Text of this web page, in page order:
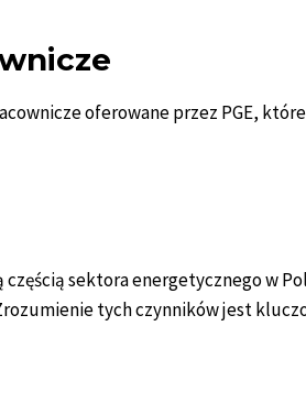
oferowane przez PGE,
sektora energetycznego w
tych czynników jest